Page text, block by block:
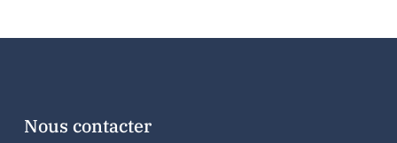
Nous contacter